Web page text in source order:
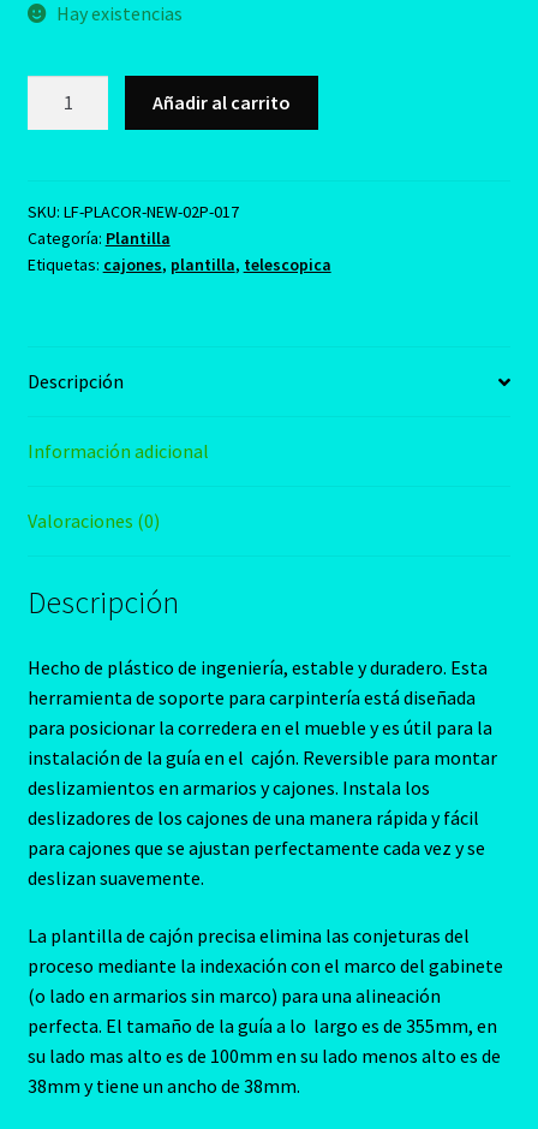
Hay existencias
Cajones
cantidad
Añadir al carrito
SKU: LF-PLACOR-NEW-02P-017
Categoría: Plantilla
Etiquetas: cajones, plantilla, telescopica
Descripción
Información adicional
Valoraciones (0)
Descripción
Hecho de plástico de ingeniería, estable y duradero. Esta
herramienta de soporte para carpintería está diseñada
para posicionar la corredera en el mueble y es útil para la
instalación de la guía en el cajón. Reversible para montar
deslizamientos en armarios y cajones. Instala los
deslizadores de los cajones de una manera rápida y fácil
para cajones que se ajustan perfectamente cada vez y se
deslizan suavemente.
La plantilla de cajón precisa elimina las conjeturas del
proceso mediante la indexación con el marco del gabinete
(o lado en armarios sin marco) para una alineación
perfecta. El tamaño de la guía a lo largo es de 355mm, en
su lado mas alto es de 100mm en su lado menos alto es de
38mm y tiene un ancho de 38mm.